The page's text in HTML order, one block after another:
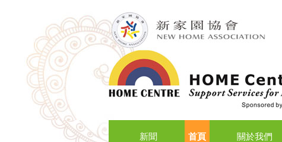
新聞 首頁 關於我們